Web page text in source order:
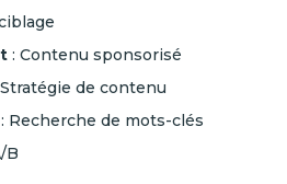
: Contenu sponsorisé
de contenu
: Recherche de mots-clés
B